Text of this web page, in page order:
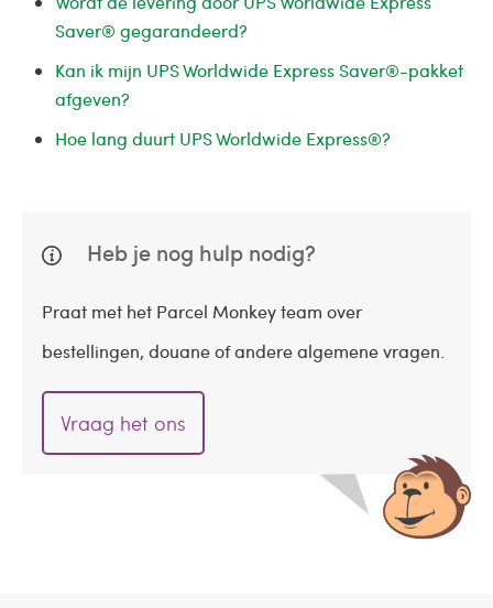
Saver® gegarandeerd?
Kan ik mijn UPS Worldwide Express Saver®-pakket
afgeven?
Hoe lang duurt UPS Worldwide Express®?
Heb je nog hulp nodig?
Praat met het Parcel Monkey team over
bestellingen, douane of andere algemene vragen.
Vraag het ons